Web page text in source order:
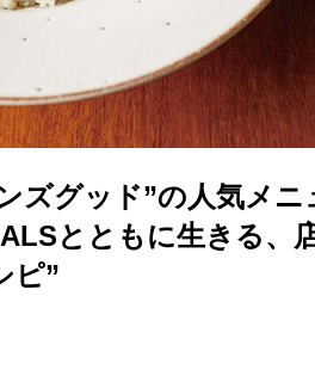
ズグッド”の人気メニ
とともに生きる、
ピ”